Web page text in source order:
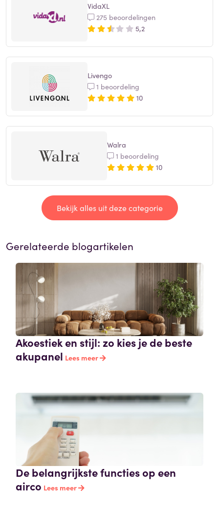
VidaXL
275 beoordelingen
5,2
Livengo
1 beoordeling
10
Walra
1 beoordeling
10
Bekijk alles uit deze categorie
Gerelateerde blogartikelen
Akoestiek en stijl: zo kies je de beste
akupanel Lees meer
De belangrijkste functies op een
airco Lees meer